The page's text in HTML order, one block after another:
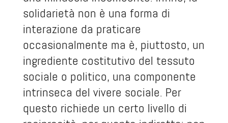
solidarietà non è una forma di
interazione da praticare
occasionalmente ma è, piuttosto, un
ingrediente costitutivo del tessuto
sociale o politico, una componente
intrinseca del vivere sociale. Per
questo richiede un certo livello di